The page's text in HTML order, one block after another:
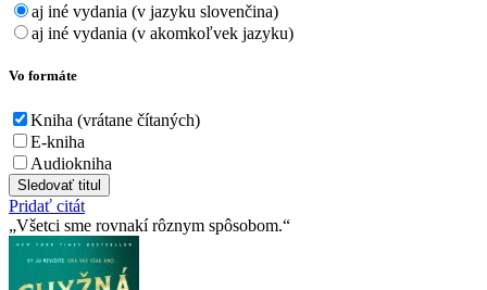
aj iné vydania (v jazyku slovenčina)
aj iné vydania (v akomkoľvek jazyku)
Vo formáte
Kniha (vrátane čítaných)
E-kniha
Audiokniha
Sledovať titul
Pridať citát
Všetci sme rovnakí rôznym spôsobom.